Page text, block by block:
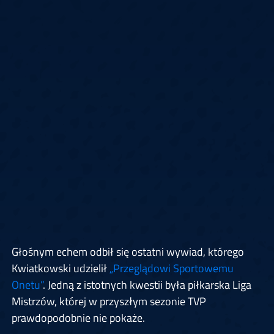
Głośnym echem odbił się ostatni wywiad, którego
Kwiatkowski udzielił„Przeglądowi Sportowemu
Onetu”. Jedną z istotnych kwestii była piłkarska Liga
Mistrzów, której w przyszłym sezonie TVP
prawdopodobnie nie pokaże.